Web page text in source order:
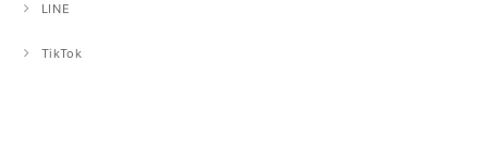
LINE
TikTok